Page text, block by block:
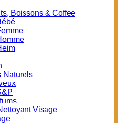
Boissons & Coffee
Naturels
Visage